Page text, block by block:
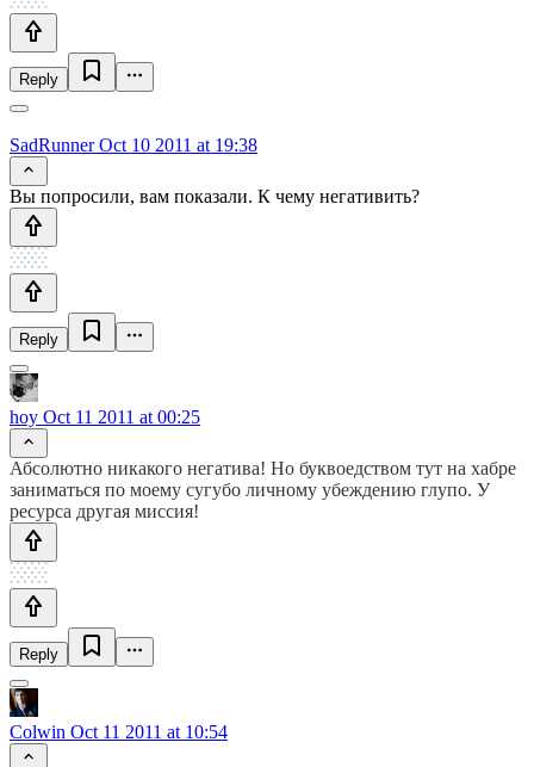
Reply
SadRunnerOct 10 2011 at 19:38
Вы попросили, вам показали. К чему негативить?
Reply
hoy Oct 11 2011 at 00:25
Абсолютно никакого негатива! Но буквоедством тут на хабре
заниматься по моему сугубо личному убеждению глупо. У
ресурса другая миссия!
Reply
Colwin Oct 11 2011 at 10:54